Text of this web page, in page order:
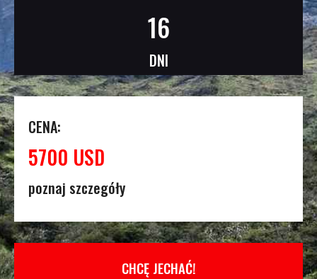
16
DNI
CENA:
5700 USD
poznaj szczegóły
CHCĘ JECHAĆ!